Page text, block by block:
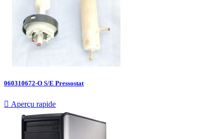
060310672-O S/E Pressostat
 Aperçu rapide